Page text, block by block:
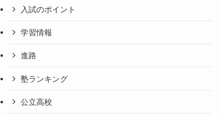
入試のポイント
学習情報
進路
塾ランキング
公立高校